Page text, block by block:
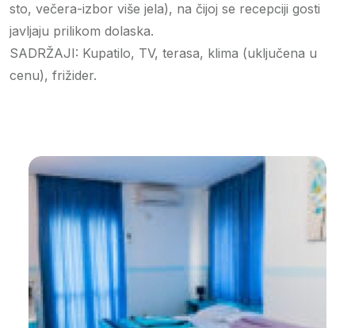
sto, večera-izbor više jela), na čijoj se recepciji gosti
javljaju prilikom dolaska.
SADRŽAJI: Kupatilo, TV, terasa, klima (uključena u
cenu), frižider.